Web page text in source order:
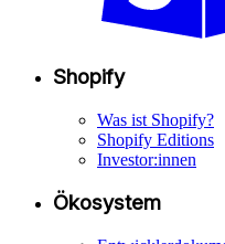
Shopify
Was ist Shopify?
Shopify Editions
Investor:innen
Ökosystem